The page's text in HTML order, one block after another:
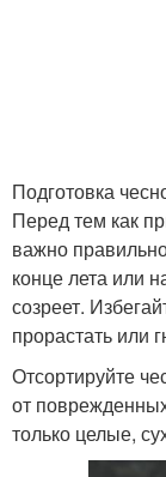
Подготовка
Перед тем как
важно
конце лета или
созреет.
прорастать или
Отсортируйте
от
только целые,